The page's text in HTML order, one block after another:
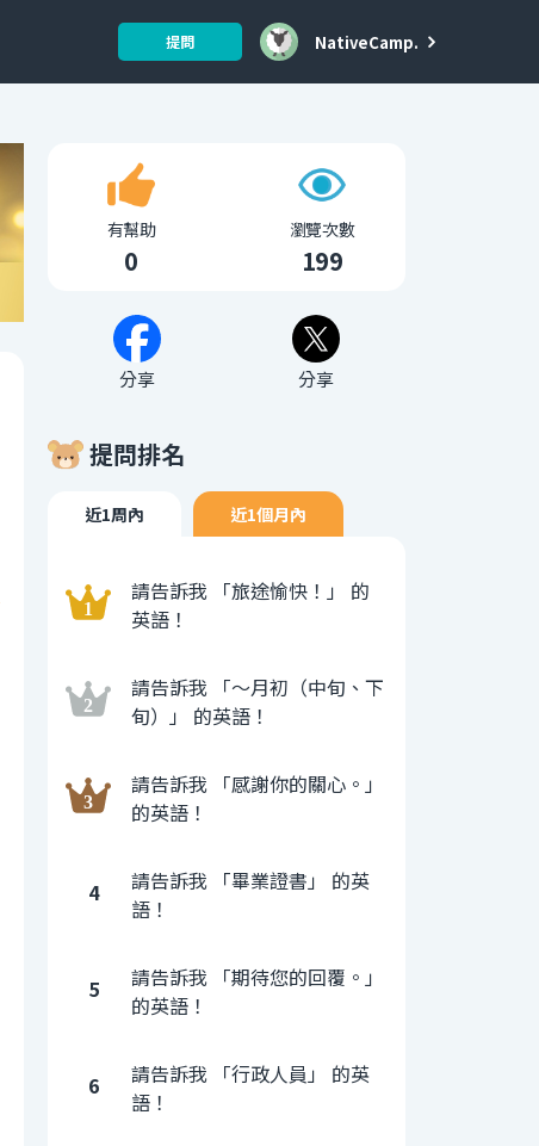
提問 NativeCamp.
有幫助
0
瀏覽次數
199
分享 分享
提問排名
近1周內 近1個月內
請告訴我 「旅途愉快！」 的
英語！
請告訴我 「〜月初（中旬、下
旬）」 的英語！
請告訴我 「感謝你的關心。」
的英語！
4
請告訴我 「畢業證書」 的英
語！
5
請告訴我 「期待您的回覆。」
的英語！
6
請告訴我 「行政人員」 的英
語！